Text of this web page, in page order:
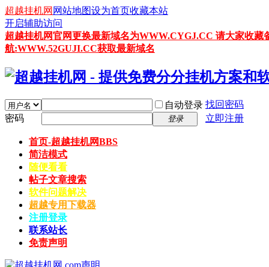
超越挂机网 网站地图设为首页收藏本站
开启辅助访问
超越挂机网官网更换最新域名为WWW.CYGJ.CC 请大家收
航:WWW.52GUJI.CC获取最新域名
自动登录 找回密码
密码
登录 立即注册
首页-超越挂机网BBS
简洁模式
随便看看
帖子文章搜索
软件问题解决
超越专用下载器
注册登录
联系站长
免责声明